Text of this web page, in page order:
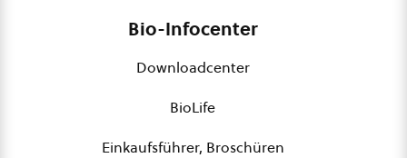
Bio-Infocenter
Downloadcenter
BioLife
Einkaufsführer, Broschüren